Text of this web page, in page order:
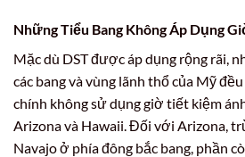
Những Tiểu Bang Không Áp Dụng
Mặc dù DST được áp dụng rộng rãi,
các bang và vùng lãnh thổ của Mỹ
chính không sử dụng giờ tiết kiệm
Arizona và Hawaii. Đối với Arizona,
Navajo ở phía đông bắc bang, phần